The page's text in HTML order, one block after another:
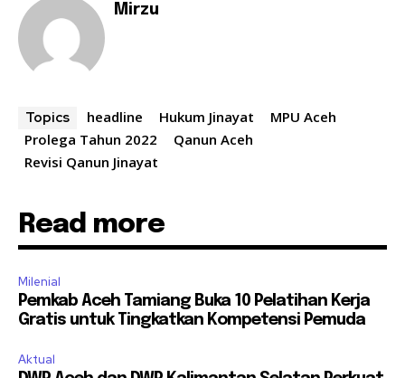
Mirzu
Topics headline Hukum Jinayat
MPU Aceh
Prolega Tahun 2022
Qanun Aceh
Revisi Qanun Jinayat
Read more
Milenial
Pemkab Aceh Tamiang Buka 10 Pelatihan Kerja
Gratis untuk Tingkatkan Kompetensi Pemuda
Aktual